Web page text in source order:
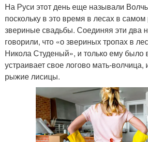
На Руси этот день еще называли
поскольку в это время в лесах в
звериные свадьбы. Соединяя эти два
говорили, что «о звериных тропах в
Никола Студеный», и только ему было
устраивает свое логово мать-волчица,
рыжие лисицы.